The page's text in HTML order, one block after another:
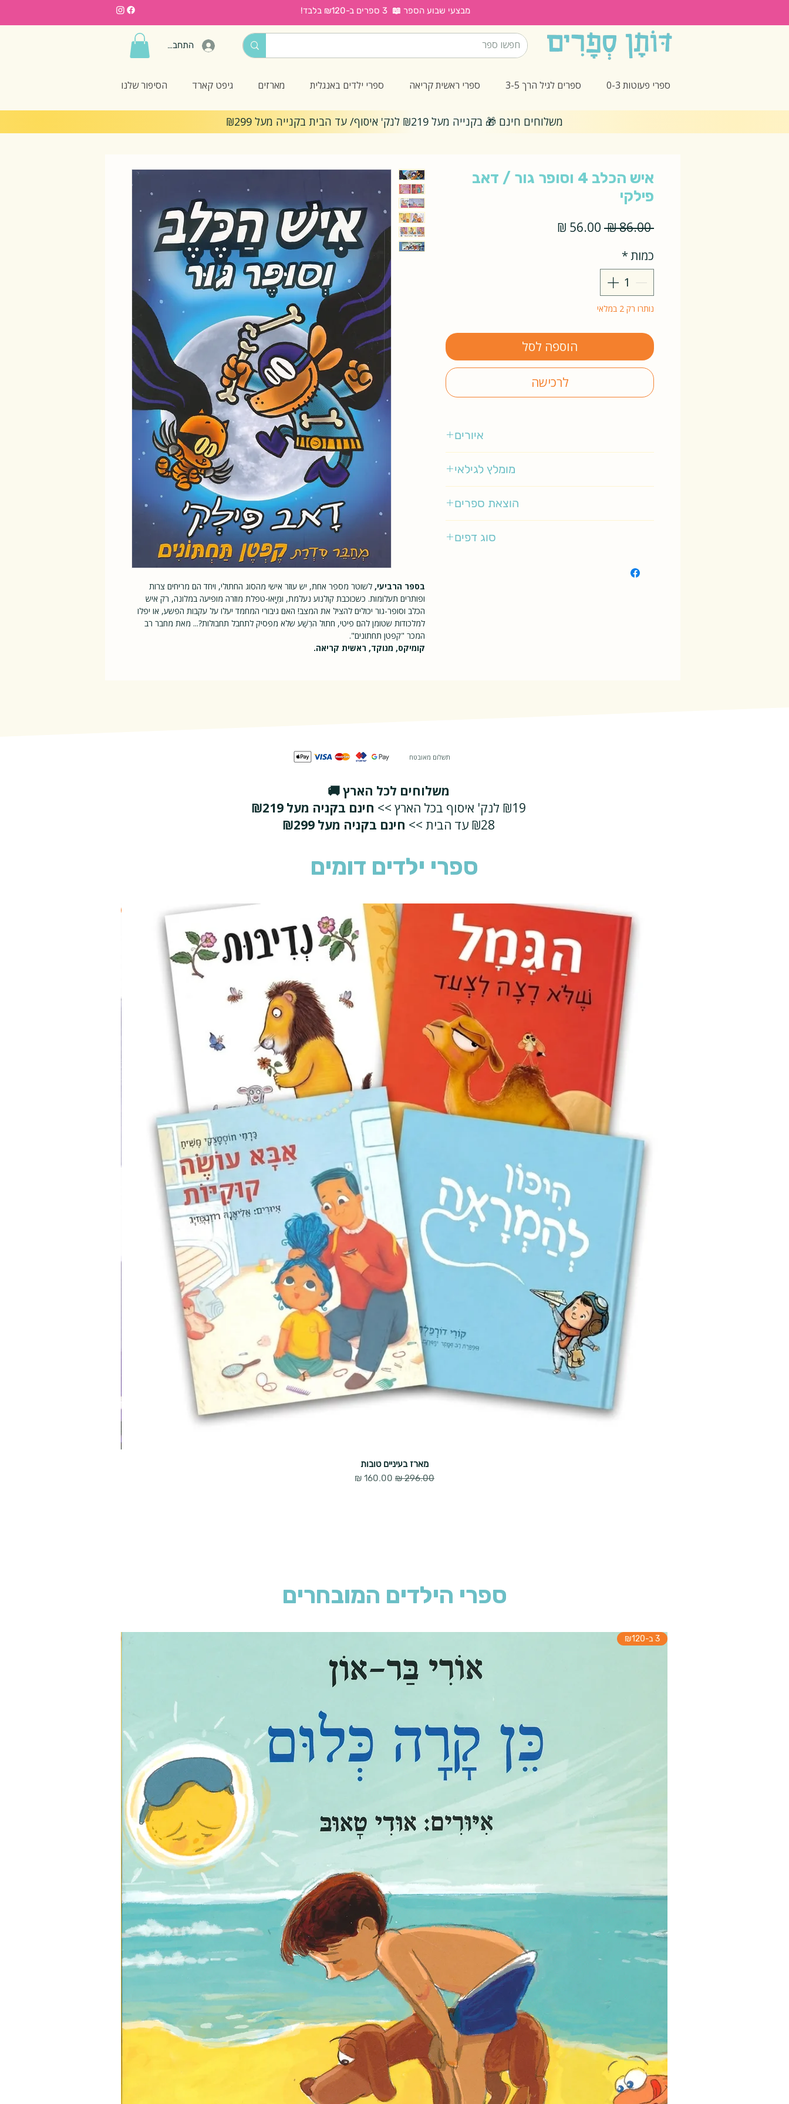
מבצעי שבוע הספר 📖 3 ספרים ב-₪120 בלבד!
התחברות
ספרי פעוטות 0-3 ספרים לגיל הרך 3-5 ספרי ראשית קריאה ספרי ילדים באנגלית מארזים גיפט קארד הסיפור שלנו
משלוחים חינם 🎁 בקנייה מעל ₪219 לנק' איסוף/ עד הבית בקנייה מעל ₪299
בספר הרביעי, לשוטר מספר אחת, יש עוזר אישי מהסוג החתולי, ויחד הם מריחים צרות
ופותרים תעלומות. כשכוכבת קולנוע נעלמת, ומְיָאוּ-טפלת מוזרה מופיעה במלונה, רק איש
הכלב וסופר-גור יכולים להציל את המצב! האם גיבורי המחמד יעלו על עקבות הפשע, או יפלו
למלכודות שטומן להם פיטי, חתול הרֶשַׁע שלא מפסיק לתחבל תחבולות?... מאת מחבר רב
המכר "קפטן תחתונים".
קומיקס, מנוקד, ראשית קריאה.
איש הכלב 4 וסופר גור / דאב
פילקי
‏86.00 ‏₪
מחיר
כמות*
נותרו רק 2 במלאי
הוספה לסל
לרכישה
איורים
מומלץ לגילאי
הוצאת ספרים
סוג דפים
תשלום מאובטח
משלוחים לכל הארץ 🚚
₪19 לנק' איסוף בכל הארץ >>
חינם בקניה מעל ₪219
₪28 עד הבית >>
חינם בקניה מעל ₪299
ספרי ילדים דומים
מארז בעיניים טובות
מחיר רגיל
מחיר מבצע
ספרי הילדים המובחרים
3 ב-₪120